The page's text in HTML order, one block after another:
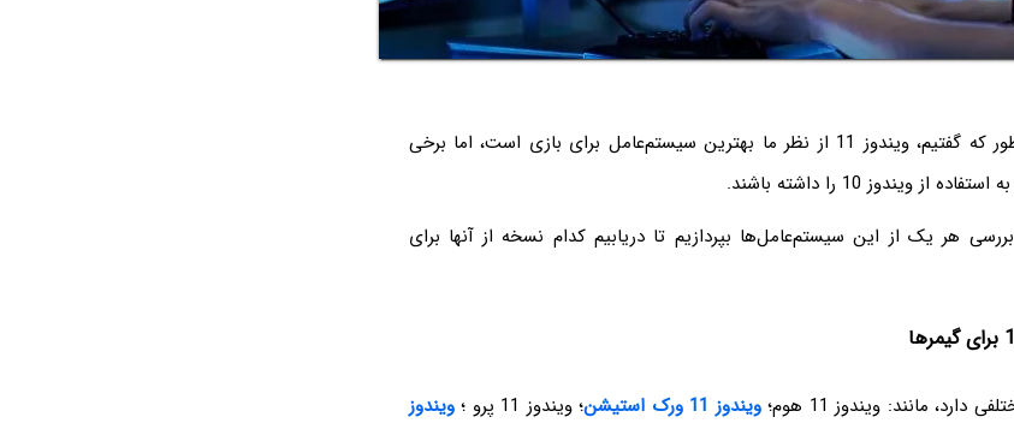
راستش را بخواهید، همان‌طور که گفتیم، ویندوز 11 از نظر ما بهترین سیستم‌عامل برای بازی است، اما برخی
10 را داشته باشند.
هر یک از این سیستم‌عامل‌ها بپردازیم تا دریابیم کدام نسخه از آنها برای
ویندوز 11 ورک استیشن ؛ ویندوز 11 پرو ؛
ویندوز